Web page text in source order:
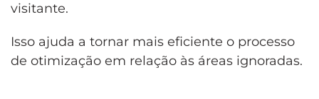
visitante.
Isso ajuda a tornar mais eficiente o processo
de otimização em relação às áreas ignoradas.